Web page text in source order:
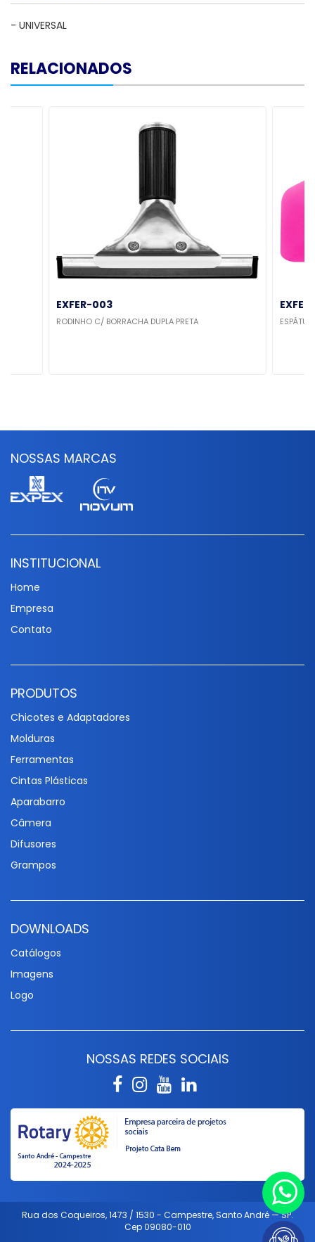
- UNIVERSAL
RELACIONADOS
EXFER-003
RODINHO C/ BORRACHA DUPLA PRETA
NOSSAS MARCAS
INSTITUCIONAL
Home
Empresa
Contato
PRODUTOS
Chicotes e Adaptadores
Molduras
Ferramentas
Cintas Plásticas
Aparabarro
Câmera
Difusores
Grampos
DOWNLOADS
Catálogos
Imagens
Logo
NOSSAS REDES SOCIAIS
Rua dos Coqueiros, 1473 / 1530 - Campestre, Santo André — SP.
Cep 09080-010